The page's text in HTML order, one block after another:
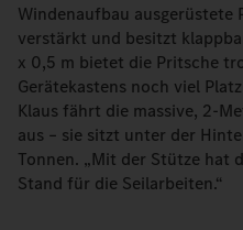
Windenaufbau ausgerüstete
verstärkt und besitzt
x 0,5 m bietet die Pritsche
Gerätekastens noch viel
Klaus fährt die massive, 2-
aus – sie sitzt unter der
Tonnen. „Mit der Stütze hat
Stand für die Seilarbeiten.“